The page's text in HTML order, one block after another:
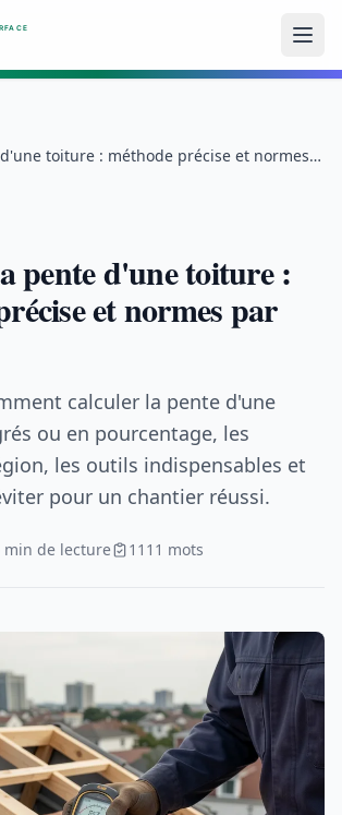
toiture : méthode précise et normes
pente d'une toiture :
et normes par
calculer la pente d'une
ou en pourcentage, les
les outils indispensables et
pour un chantier réussi.
min de lecture 1111 mots